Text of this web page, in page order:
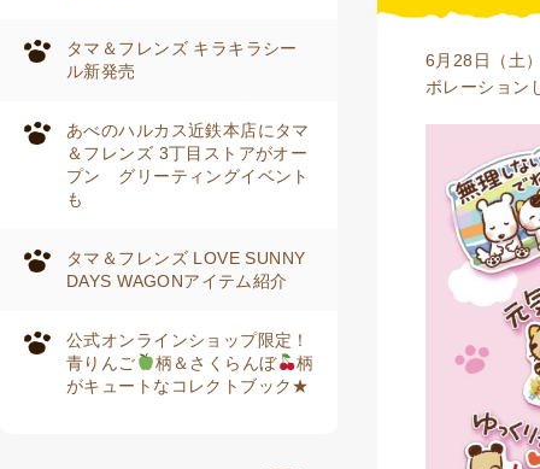
タマ＆フレンズ キラキラシー
ル新発売
あべのハルカス近鉄本店にタマ
＆フレンズ 3丁目ストアがオー
プン グリーティングイベント
も
タマ＆フレンズ LOVE SUNNY
DAYS WAGONアイテム紹介
公式オンラインショップ限定！
青りんご
柄＆さくらんぼ
柄
がキュートなコレクトブック★
6月28日（土
ボレーション